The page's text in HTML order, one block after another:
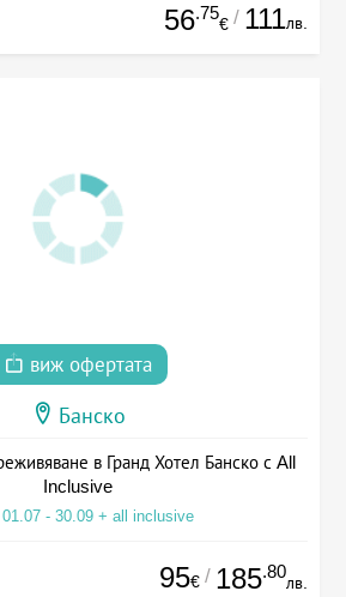
56.75
€ / 111лв.
виж офертата
Банско
в Гранд Хотел Банско с All
Inclusive
01.07 - 30.09 + all inclusive
95€ / 185.80
лв.